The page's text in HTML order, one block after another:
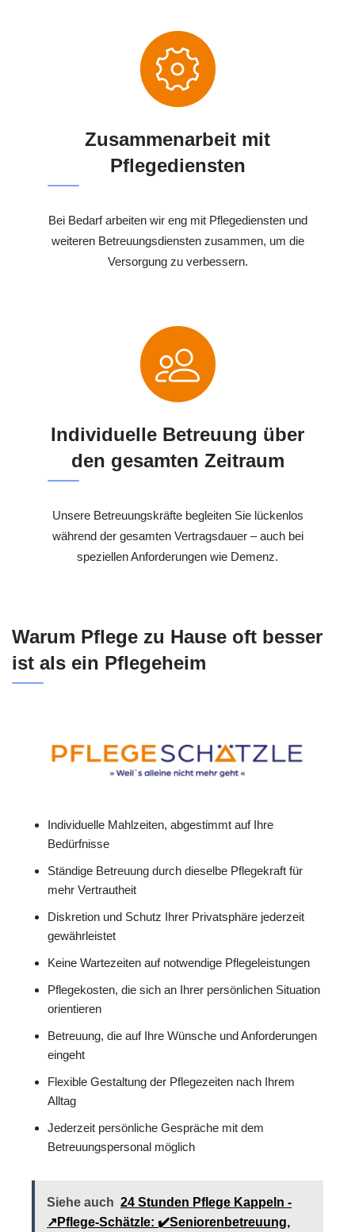
Zusammenarbeit mit
Pflegediensten
Bei Bedarf arbeiten wir eng mit Pflegediensten und
weiteren Betreuungsdiensten zusammen, um die
Versorgung zu verbessern.
Individuelle Betreuung über
den gesamten Zeitraum
Unsere Betreuungskräfte begleiten Sie lückenlos
während der gesamten Vertragsdauer – auch bei
speziellen Anforderungen wie Demenz.
Warum Pflege zu Hause oft besser
ist als ein Pflegeheim
Individuelle Mahlzeiten, abgestimmt auf Ihre
Bedürfnisse
Ständige Betreuung durch dieselbe Pflegekraft für
mehr Vertrautheit
Diskretion und Schutz Ihrer Privatsphäre jederzeit
gewährleistet
Keine Wartezeiten auf notwendige Pflegeleistungen
Pflegekosten, die sich an Ihrer persönlichen Situation
orientieren
Betreuung, die auf Ihre Wünsche und Anforderungen
eingeht
Flexible Gestaltung der Pflegezeiten nach Ihrem
Alltag
Jederzeit persönliche Gespräche mit dem
Betreuungspersonal möglich
Siehe auch 24 Stunden Pflege Kappeln -
↗️Pflege-Schätzle: ✔️Seniorenbetreuung,